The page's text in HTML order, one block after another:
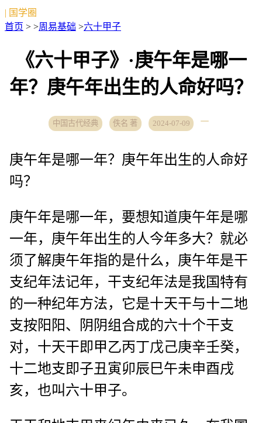
| 国学圈
首页 > >周易基础 >六十甲子
《六十甲子》·庚午年是哪一
年？庚午年出生的人命好吗？
中国古代经典 佚名 著 2024-07-09
庚午年是哪一年？庚午年出生的人命好
吗？
庚午年是哪一年，要想知道庚午年是哪
一年，庚午年出生的人今年多大？就必
须了解庚午年指的是什么，庚午年是干
支纪年法记年，干支纪年法是我国特有
的一种纪年方法，它是十天干与十二地
支按阳阳、阴阴组合成的六十个干支
对，十天干即甲乙丙丁戊己庚辛壬癸，
十二地支即子丑寅卯辰巳午未申酉戌
亥，也叫六十甲子。